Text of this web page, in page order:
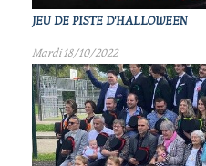
JEU DE PISTE D'HALLOWEEN
Mardi 18/10/2022